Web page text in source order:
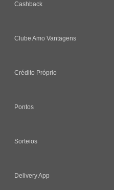
Cashback
Clube Amo Vantagens
Crédito Próprio
Pontos
Sorteios
Delivery App